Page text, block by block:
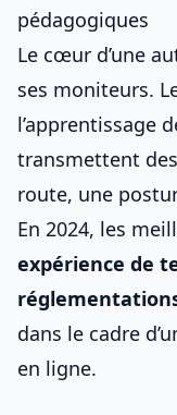
pédagogiques
Le cœur d’une
ses moniteurs.
l’apprentissage
transmettent
route, une
En 2024, les
expérience de
dans le cadre
en ligne.